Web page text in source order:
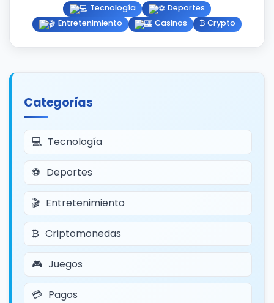
Tecnología
Deportes
Entretenimiento
Casinos ₿ Crypto
Categorías
Tecnología
Deportes
Entretenimiento
Criptomonedas
Juegos
Pagos